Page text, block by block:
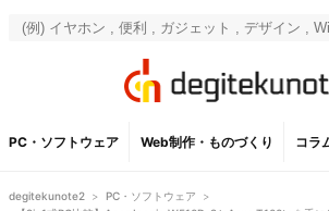
PC・ソフトウェア Web制作・ものづくり コラ
degitekunote2 > PC・ソフトウェア
>